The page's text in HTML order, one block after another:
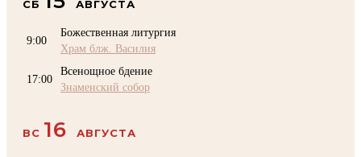
СБ АВГУСТА
9:00
Божественная литургия
Храм блж. Василия
17:00
Всенощное бдение
Знаменский собор
ВС 16 АВГУСТА